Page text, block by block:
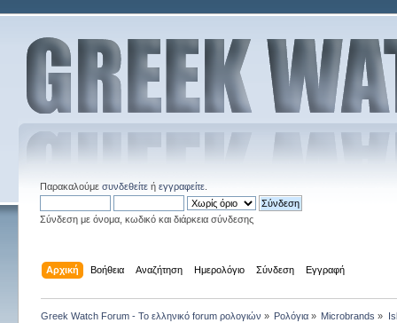
Παρακαλούμε συνδεθείτεή εγγραφείτε.
Σύνδεση με όνομα, κωδικό και διάρκεια σύνδεσης
Αρχική Βοήθεια Αναζήτηση Ημερολόγιο Σύνδεση Εγγραφή
Greek Watch Forum - Το ελληνικό forum ρολογιών » Ρολόγια » Microbrands »